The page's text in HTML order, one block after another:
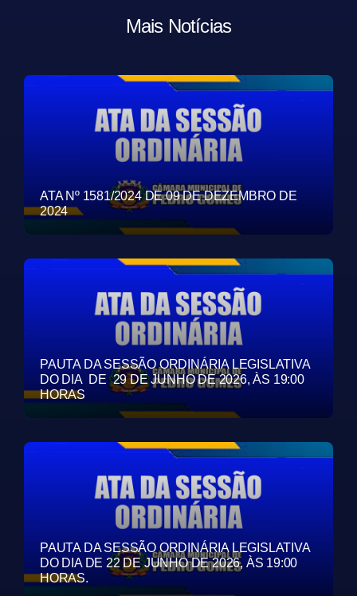
Mais Notícias
ATA Nº 1581/2024 DE 09 DE DEZEMBRO DE
2024
PAUTA DA SESSÃO ORDINÁRIA LEGISLATIVA
DO DIA DE 29 DE JUNHO DE 2026, ÀS 19:00
HORAS
PAUTA DA SESSÃO ORDINÁRIA LEGISLATIVA
DO DIA DE 22 DE JUNHO DE 2026, ÀS 19:00
HORAS.